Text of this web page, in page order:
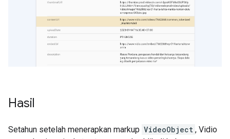
Hasil
Setahun setelah menerapkan markup VideoObject , Vidio